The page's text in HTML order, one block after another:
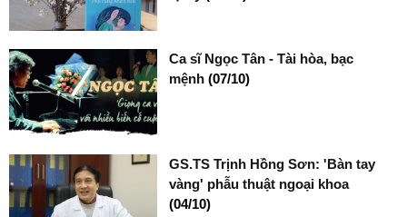
Ca sĩ Ngọc Tân - Tài hòa, bạc
mệnh(07/10)
GS.TS Trịnh Hồng Sơn: 'Bàn tay
vàng' phẫu thuật ngoại khoa
(04/10)